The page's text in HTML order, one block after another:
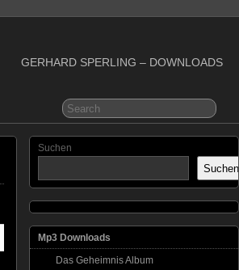
GERHARD SPERLING – DOWNLOADS
Suchen
Suchen
Mp3 Downloads
Das Geheimnis Album